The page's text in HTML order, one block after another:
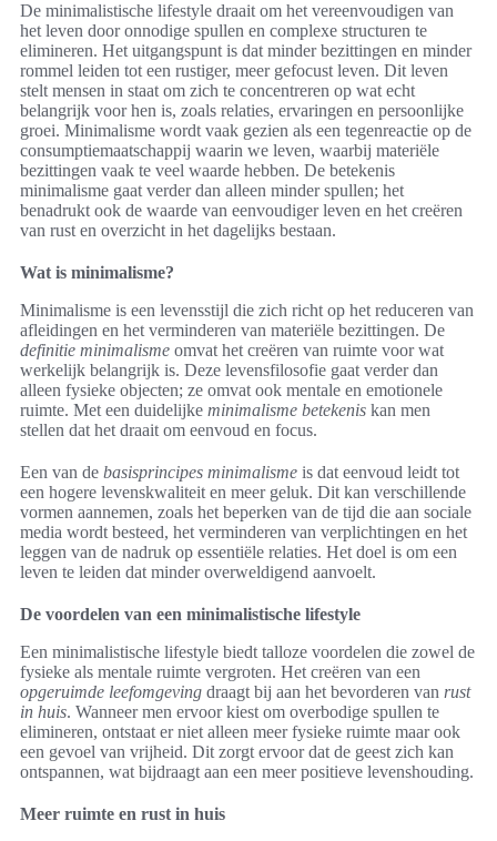
De minimalistische lifestyle draait om het vereenvoudigen van
het leven door onnodige spullen en complexe structuren te
elimineren. Het uitgangspunt is dat minder bezittingen en minder
rommel leiden tot een rustiger, meer gefocust leven. Dit leven
stelt mensen in staat om zich te concentreren op wat echt
belangrijk voor hen is, zoals relaties, ervaringen en persoonlijke
groei. Minimalisme wordt vaak gezien als een tegenreactie op de
consumptiemaatschappij waarin we leven, waarbij materiële
bezittingen vaak te veel waarde hebben. De betekenis
minimalisme gaat verder dan alleen minder spullen; het
benadrukt ook de waarde van eenvoudiger leven en het creëren
van rust en overzicht in het dagelijks bestaan.
Wat is minimalisme?
Minimalisme is een levensstijl die zich richt op het reduceren van
afleidingen en het verminderen van materiële bezittingen. De
definitie minimalisme omvat het creëren van ruimte voor wat
werkelijk belangrijk is. Deze levensfilosofie gaat verder dan
alleen fysieke objecten; ze omvat ook mentale en emotionele
ruimte. Met een duidelijke minimalisme betekenis kan men
stellen dat het draait om eenvoud en focus.
Een van de basisprincipes minimalisme is dat eenvoud leidt tot
een hogere levenskwaliteit en meer geluk. Dit kan verschillende
vormen aannemen, zoals het beperken van de tijd die aan sociale
media wordt besteed, het verminderen van verplichtingen en het
leggen van de nadruk op essentiële relaties. Het doel is om een
leven te leiden dat minder overweldigend aanvoelt.
De voordelen van een minimalistische lifestyle
Een minimalistische lifestyle biedt talloze voordelen die zowel de
fysieke als mentale ruimte vergroten. Het creëren van een
opgeruimde leefomgeving draagt bij aan het bevorderen van rust
in huis. Wanneer men ervoor kiest om overbodige spullen te
elimineren, ontstaat er niet alleen meer fysieke ruimte maar ook
een gevoel van vrijheid. Dit zorgt ervoor dat de geest zich kan
ontspannen, wat bijdraagt aan een meer positieve levenshouding.
Meer ruimte en rust in huis